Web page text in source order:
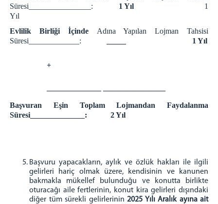
İCRA DAİRELERİ BŞK.
İcra Daireleri Başkanlığı
İcra ve İflas Daireleri İletişim Bilgileri
Ziyaret ve Etkinlikler
İLETİŞİM
Süresi________________: 1 Yıl1
Yıl
Evlilik Birliği İçindeAdına Yapılan Lojman Tahsisi
Süresi_____________:
1 Yıl
+
——————— ————————
Başvuran Eşin Toplam Lojmandan Faydalanma
Süresi______________: 2 Yıl
Başvuru yapacakların, aylık ve özlük hakları ile ilgili
gelirleri hariç olmak üzere, kendisinin ve kanunen
bakmakla mükellef bulunduğu ve konutta birlikte
oturacağı aile fertlerinin, konut kira gelirleri dışındaki
diğer tüm sürekli gelirlerinin 2025 Yılı Aralık ayına ait